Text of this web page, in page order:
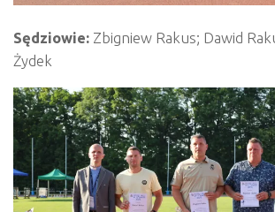
Sędziowie: Zbigniew Rakus; Dawid
Żydek